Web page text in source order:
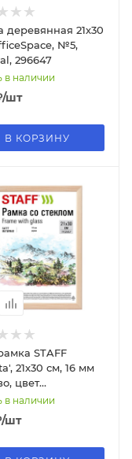
деревянная 21х30
№5,
296647
в наличии
/шт
В КОРЗИНУ
STAFF
21х30 см, 16 мм
цвет
391358
в наличии
/шт